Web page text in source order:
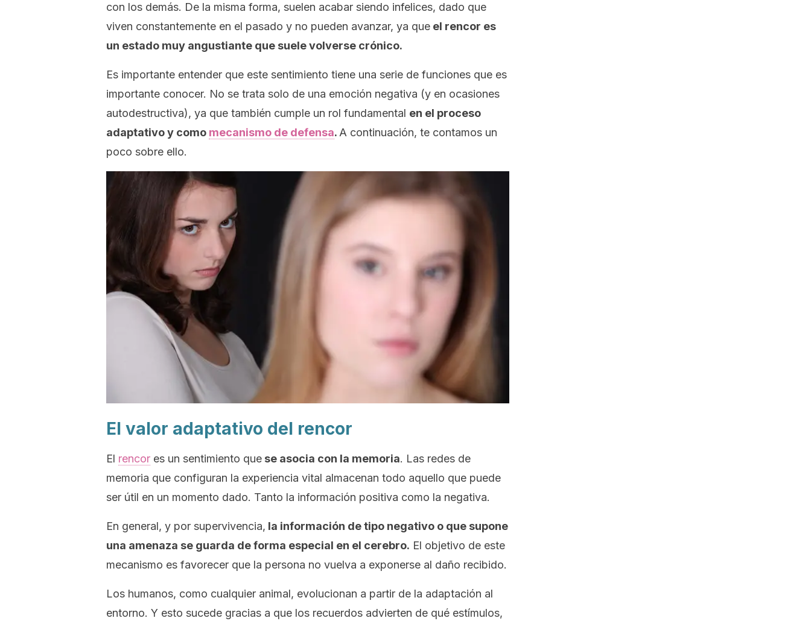
con los demás. De la misma forma, suelen acabar siendo infelices, dado que
viven constantemente en el pasado y no pueden avanzar, ya que el rencor es
un estado muy angustiante que suele volverse crónico.
Es importante entender que este sentimiento tiene una serie de funciones que es
importante conocer. No se trata solo de una emoción negativa (y en ocasiones
autodestructiva), ya que también cumple un rol fundamental en el proceso
adaptativo y como mecanismo de defensa. A continuación, te contamos un
poco sobre ello.
El valor adaptativo del rencor
El rencor es un sentimiento que se asocia con la memoria. Las redes de
memoria que configuran la experiencia vital almacenan todo aquello que puede
ser útil en un momento dado. Tanto la información positiva como la negativa.
En general, y por supervivencia, la información de tipo negativo o que supone
una amenaza se guarda de forma especial en el cerebro. El objetivo de este
mecanismo es favorecer que la persona no vuelva a exponerse al daño recibido.
Los humanos, como cualquier animal, evolucionan a partir de la adaptación al
entorno. Y esto sucede gracias a que los recuerdos advierten de qué estímulos,